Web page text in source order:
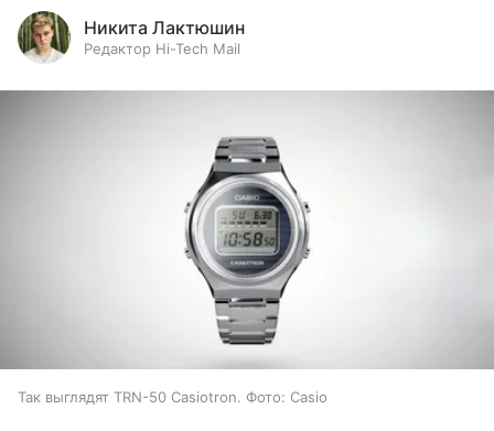
Никита Лактюшин
Редактор Hi-Tech Mail
Так выглядят TRN-50 Casiotron. Фото: Casio